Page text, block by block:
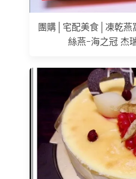
團購│宅配美食│凍乾燕
絲燕-海之冠 杰